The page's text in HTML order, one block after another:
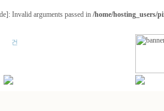
]: Invalid arguments passed in /home/hosting_users/
건